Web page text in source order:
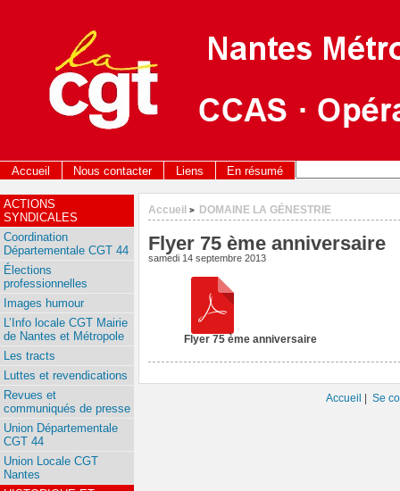
Accueil Nous contacter Liens En résumé
Accueil > DOMAINE LA GÉNESTRIE
Flyer 75 ème anniversaire
samedi 14 septembre 2013
Flyer 75 ème anniversaire
ACTIONS
SYNDICALES
Coordination
Départementale CGT 44
Élections
professionnelles
Images humour
L’Info locale CGT Mairie
de Nantes et Métropole
Les tracts
Luttes et revendications
Revues et
communiqués de presse
Union Départementale
CGT 44
Union Locale CGT
Nantes
Accueil | Se